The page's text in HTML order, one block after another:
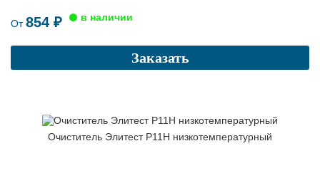
От854 ₽
Заказать
Очиститель Элитест Р11Н низкотемпературный